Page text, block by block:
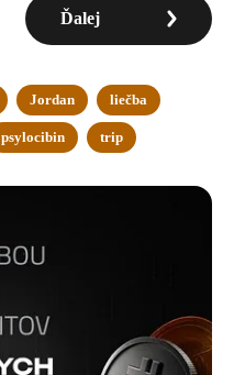
Ďalej
Jordan liečba
psylocibin trip